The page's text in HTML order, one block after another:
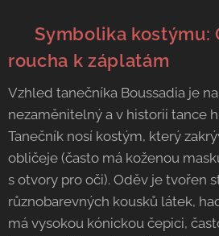
🎭 Symbolika
roucha k záplatám
Vzhled tanečníka Boussadia je
nezaměnitelný a v historii tance
Tanečník nosí kostým, který
obličeje (často má koženou
s otvory pro oči). Oděv je tvořen
různobarevných kousků látek,
má vysokou kónickou čepici,